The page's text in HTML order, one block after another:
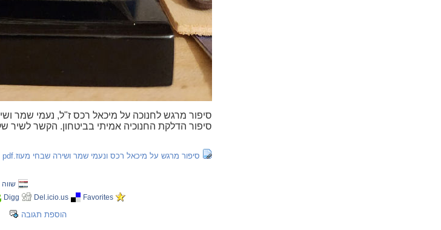
סיפור מרגש לחנוכה על מיכאל רכס ז"ל, נעמי שמר
סיפור הדלקת החנוכיה אמיתי בביטחון. הקשר לשיר
סיפור מרגש על מיכאל רכס ונעמי שמר ושירה שבחי מעוז.pdf
Favorites
Del.icio.us
Digg
הוספת תגובה